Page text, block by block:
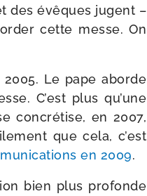
des évêques jugent –
cette messe. On
2005. Le pape aborde
C’est plus qu’une
concré­tise, en 2007,
que cela, c’est
en 2009.
bien plus pro­fonde